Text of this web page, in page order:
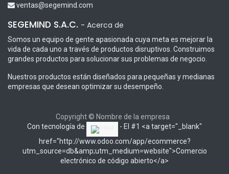
ventas@segemind.com
SEGEMIND S.A.C. - Acerca de
Somos un equipo de gente apasionada cuya meta es mejorar la
vida de cada uno a través de productos disruptivos. Construimos
grandes productos para solucionar sus problemas de negocio.
Nuestros productos están diseñados para pequeñas y medianas
empresas que desean optimizar su desempeño.
Copyright © Nombre de la empresa
Con tecnología de
- El #1 <a target="_blank"
href="http://www.odoo.com/app/ecommerce?
utm_source=db&amp;utm_medium=website">Comercio
electrónico de código abierto</a>